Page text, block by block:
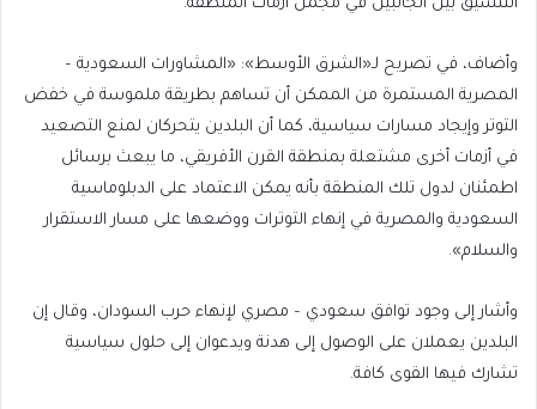
التنسيق بين الجانبين في مجمل أزمات المنطقة.
وأضاف، في تصريح لـ«الشرق الأوسط»: «المشاورات السعودية –
المصرية المستمرة من الممكن أن تساهم بطريقة ملموسة في خفض
التوتر وإيجاد مسارات سياسية، كما أن البلدين يتحركان لمنع التصعيد
في أزمات أخرى مشتعلة بمنطقة القرن الأفريقي، ما يبعث برسائل
اطمئنان لدول تلك المنطقة بأنه يمكن الاعتماد على الدبلوماسية
السعودية والمصرية في إنهاء التوترات ووضعها على مسار الاستقرار
والسلام».
وأشار إلى وجود توافق سعودي – مصري لإنهاء حرب السودان، وقال إن
البلدين يعملان على الوصول إلى هدنة ويدعوان إلى حلول سياسية
تشارك فيها القوى كافة.